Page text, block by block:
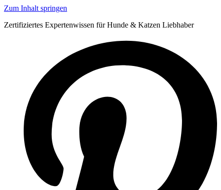
Zum Inhalt springen
Zertifiziertes Expertenwissen für Hunde & Katzen Liebhaber